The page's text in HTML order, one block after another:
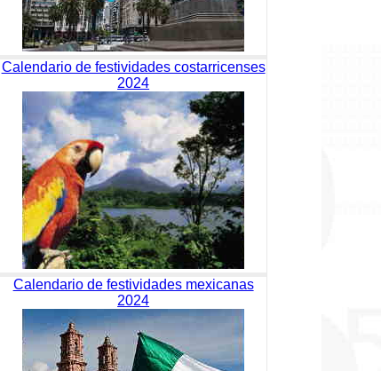
Calendario de festividades costarricenses
2024
Calendario de festividades mexicanas
2024